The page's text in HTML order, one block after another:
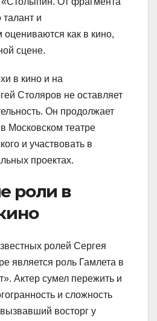
талант и
как в кино,
сцене.
в кино и на
Столяров не оставляет
Он продолжает
Московском театре
и участвовать в
проектах.
роли в
ролей Сергея
является роль Гамлета в
Актер сумел пережить и
и сложность
восторг у